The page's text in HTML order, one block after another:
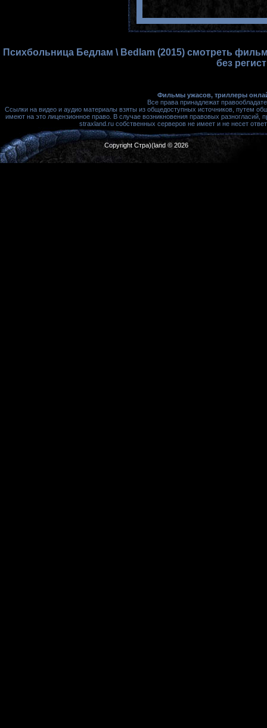
Психбольница Бедлам \ Bedlam (2015) смотреть
без
Фильмы ужасов, триллеры
Все права принадлежат
Ссылки на видео и аудио материалы взяты из общедоступных источников, путем
имеют на это лицензионное право. В случае возникновения правовых
straxland.ru собственных серверов не имеет и не несет
Copyright Стра)(land © 2026